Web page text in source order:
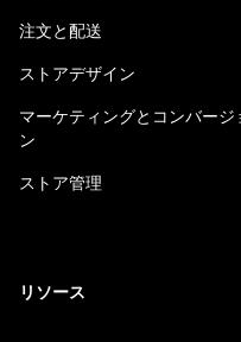
注文と配送
ストアデザイン
マーケティングとコンバージ
ン
ストア管理
リソース